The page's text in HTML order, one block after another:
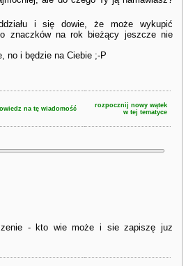
i się dowie, że może wykupić
znaczków na rok bieżący jeszcze nie
no i będzie na Ciebie ;-P
na tę wiadomość
rozpocznij nowy wątek
w tej tematyce
- kto wie może i sie zapiszę juz